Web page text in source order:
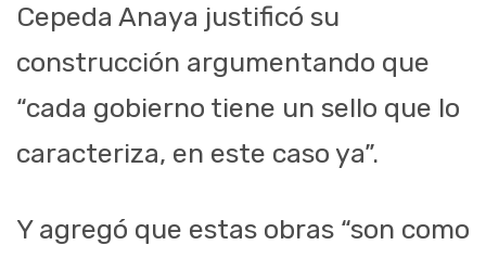
Cepeda Anaya justificó su
construcción argumentando que
“cada gobierno tiene un sello que lo
caracteriza, en este caso ya”.
Y agregó que estas obras “son como